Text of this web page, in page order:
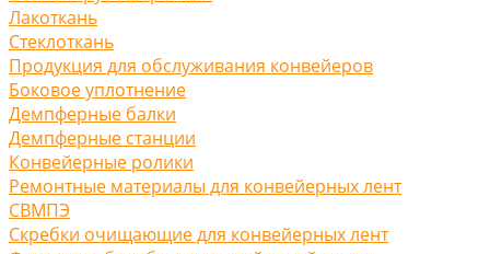
Лакоткань
Стеклоткань
Продукция для обслуживания конвейеров
Боковое уплотнение
Демпферные балки
Демпферные станции
Конвейерные ролики
Ремонтные материалы для конвейерных лент
СВМПЭ
Скребки очищающие для конвейерных лент